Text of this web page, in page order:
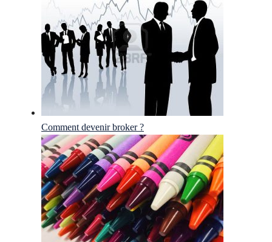
Comment devenir broker ?